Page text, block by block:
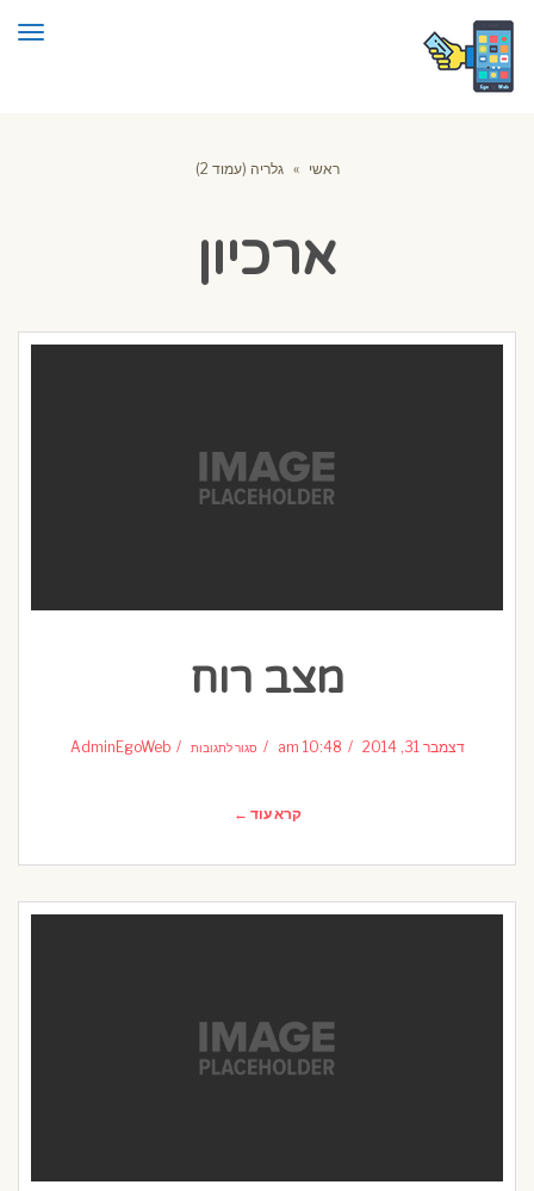
ראשי » גלריה (עמוד 2)
ארכיון
מצב רוח
דצמבר 31, 2014 10:48 am סגור לתגובות מצב
רוח AdminEgoWeb
קרא עוד ←